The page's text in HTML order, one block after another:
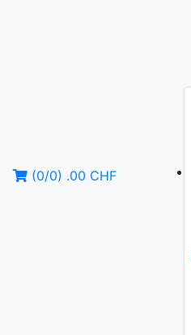
(0/0) .00 CHF